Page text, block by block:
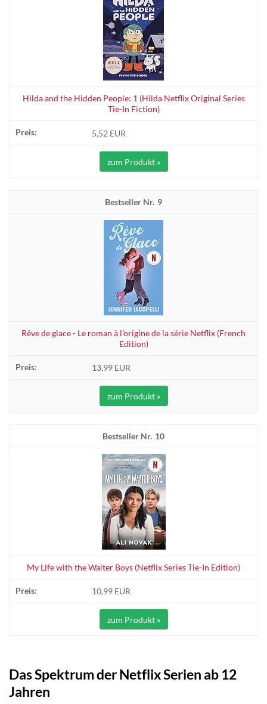
Hilda and the Hidden People: 1 (Hilda Netflix Original Series
Tie-In Fiction)
5,52 EUR
zum Produkt »
9
Rêve de glace - Le roman à l'origine de la série Netflix (French
Edition)
13,99 EUR
zum Produkt »
10
My Life with the Walter Boys (Netflix Series Tie-In Edition)
10,99 EUR
zum Produkt »
Das Spektrum der Netflix Serien ab 12
Jahren